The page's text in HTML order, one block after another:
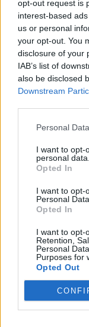
opt-out request is
interest-based
us or personal
your opt-out. You
disclosure of your
IAB’s list of
also be disclosed
Downstream
Personal
I want to opt-
personal data.
Opted In
I want to opt-
Personal Data.
Opted In
I want to opt-
Retention,
Personal
Purposes for
Opted Out
La marque des
décent
Parfois, une paire
Parfois, à cause
délinquant
Je promets d'être
Je promets de ne
Je promets de ne
Je continuerai à
Je ne me